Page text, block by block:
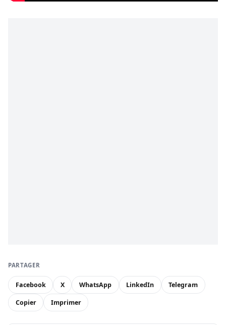
PARTAGER
Facebook X WhatsApp LinkedIn Telegram
Copier Imprimer